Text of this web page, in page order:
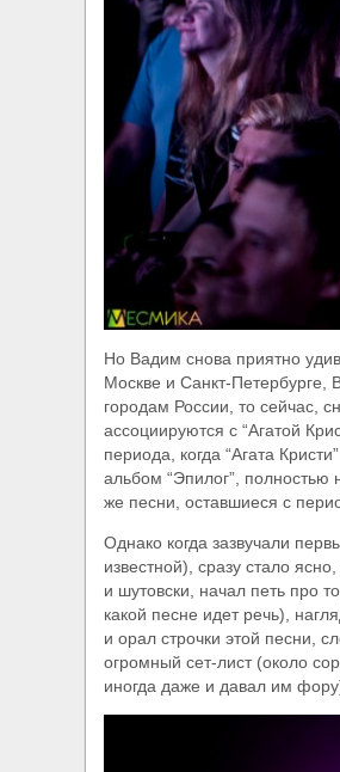
Но Вадим снова приятно
Москве и Санкт-Петербурге,
городам России, то сейчас,
ассоциируются с “Агатой
периода, когда “Агата
альбом “Эпилог”,
же песни, оставшиеся с
Однако когда зазвучали
известной), сразу стало
и шутовски, начал петь про
какой песне идет речь),
и орал строчки этой песни,
огромный сет-лист (около
иногда даже и давал им